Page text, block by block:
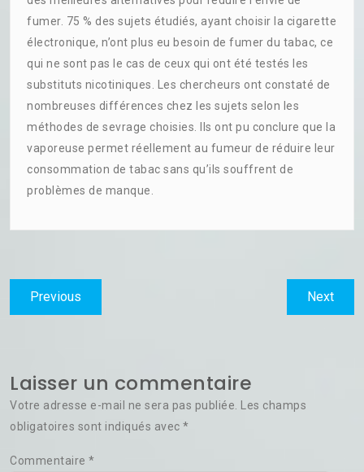
fumer. 75 % des sujets étudiés, ayant choisir la cigarette
électronique, n’ont plus eu besoin de fumer du tabac, ce
qui ne sont pas le cas de ceux qui ont été testés les
substituts nicotiniques. Les chercheurs ont constaté de
nombreuses différences chez les sujets selon les
méthodes de sevrage choisies. Ils ont pu conclure que la
vaporeuse permet réellement au fumeur de réduire leur
consommation de tabac sans qu’ils souffrent de
problèmes de manque.
Navigation
de
Previous
post:
NextNext
post:
Laisser un commentaire
Votre adresse e-mail ne sera pas publiée. Les champs
obligatoires sont indiqués avec *
Commentaire *